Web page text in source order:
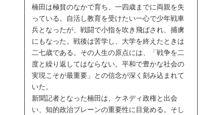
楠田は極貧のなかで育ち、一四歳までに両親を失
っている。自活し教育を受けたい一心で少年戦車
兵となったが、戦闘で小指を吹き飛ばされ、捕虜
にもなった。戦後は苦学し、大学を終えたときは
二七歳である。その人生の原点には、「戦争を二
度と繰り返してはならない。平和で豊かな社会の
実現こそが最重要」との信念が深く刻み込まれて
いた。
新聞記者となった楠田は、ケネディ政権と出会
い、知的政治ブレーンの重要性に目覚める。そし